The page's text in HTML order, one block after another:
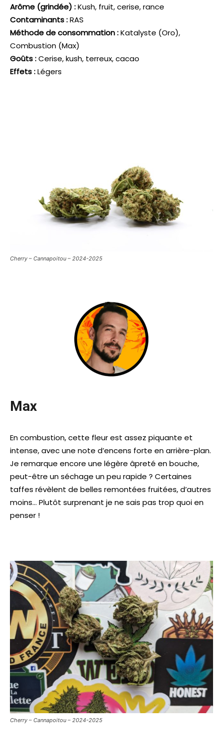
Arôme (grindée) :Kush, fruit, cerise, rance
Contaminants :RAS
Méthode de consommation :Katalyste (Oro),
Combustion (Max)
Goûts :Cerise, kush, terreux, cacao
Effets :Légers
Cherry – Cannapoitou – 2024-2025
Max
En combustion, cette fleur est assez piquante et
intense, avec une note d’encens forte en arrière-plan.
Je remarque encore une légère âpreté en bouche,
peut-être un séchage un peu rapide ? Certaines
taffes révèlent de belles remontées fruitées, d’autres
moins… Plutôt surprenant je ne sais pas trop quoi en
penser !
Cherry – Cannapoitou – 2024-2025